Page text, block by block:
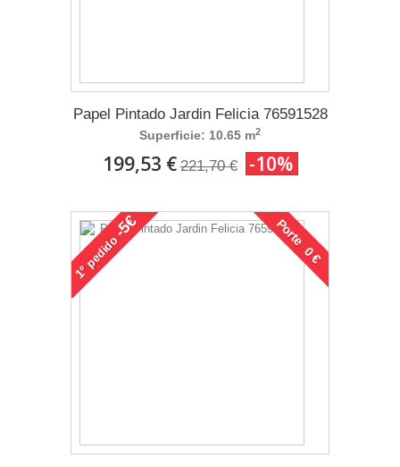
Papel Pintado Jardin Felicia 76591528
Superficie: 10.65 m2
199,53 € 221,70 € -10%
1°
pedido
-5€ Porte 0 €